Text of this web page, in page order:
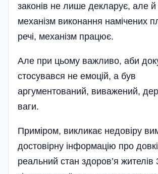
законів не лише декларує, але
механізм виконання намічених
речі, меха­нізм працює.
Але при цьому важливо, аби
стосувався не емоцій, а був
аргументований, виважений,
ваги.
Приміром, викликає недовіру
достовірну інформацію про
реальний стан здоров’я жителів